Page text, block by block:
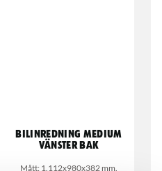
Bilinredning medium
vänster bak
Mått: 1.112x980x382 mm.